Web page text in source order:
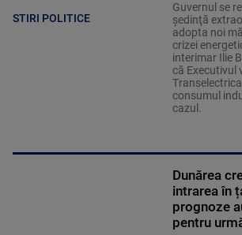
STIRI POLITICE
Guvernul se
şedinţă
adopta noi
crizei
interimar Ilie
că Executivul
consumul
cazul.
Dunărea
intrarea în
prognoze
pentru